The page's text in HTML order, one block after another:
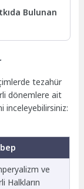
Bulunan
tezahür
dönemlere ait
inceleyebilirsiniz:
ve
Halkların